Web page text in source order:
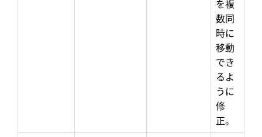
を複
数同
時に
移動
でき
るよ
うに
修
正。